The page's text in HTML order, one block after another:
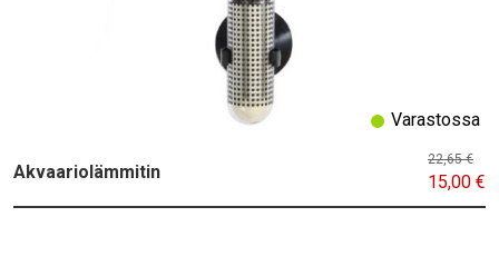
Akvaariolämmitin
22,65 €
15,00 €
Varastossa